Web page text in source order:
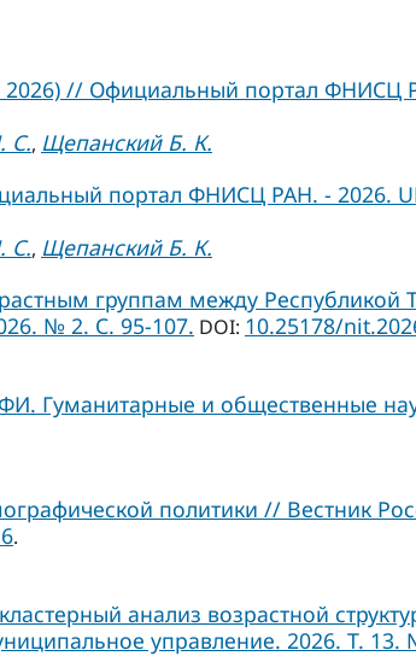
// Официальный портал ФНИСЦ
С., Щепанский Б. К.
портал ФНИСЦ РАН. - 2026.
С., Щепанский Б. К.
группам между Республикой
№ 2. С. 95-107. DOI: 10.25178/
Гуманитарные и общественные
политики // Вестник
.
анализ возрастной
управление. 2026. Т. 13.